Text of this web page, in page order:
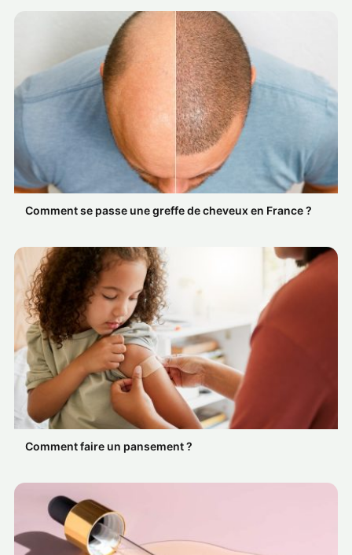
Comment se passe une greffe de cheveux en France ?
Comment faire un pansement ?